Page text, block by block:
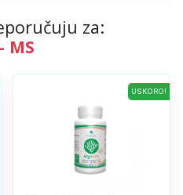
za:
MS
USKORO!